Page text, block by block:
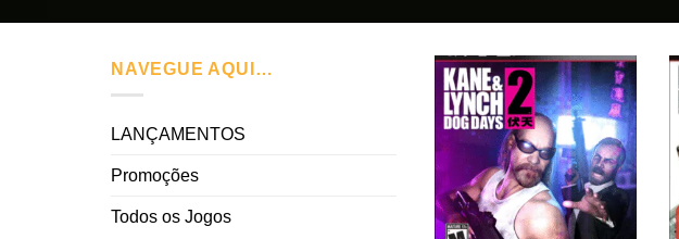
NAVEGUE AQUI…
LANÇAMENTOS
Promoções
Todos os Jogos